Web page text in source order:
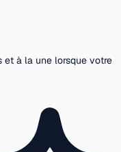
et à la une lorsque votre